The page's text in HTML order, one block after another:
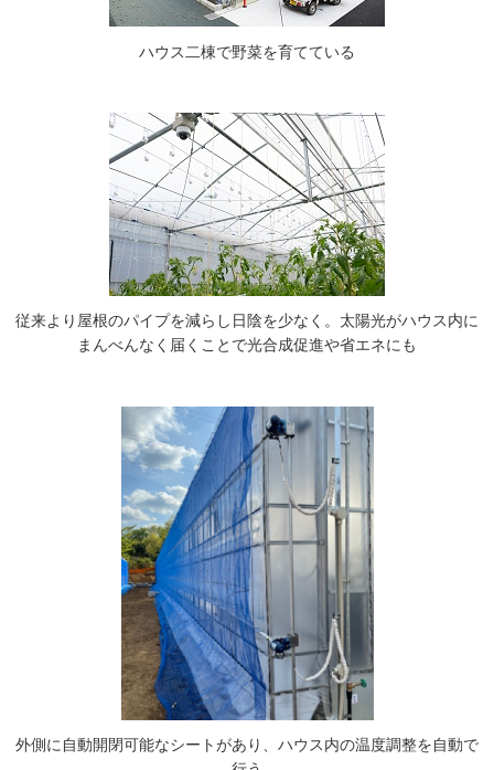
ハウス二棟で野菜を育てている
従来より屋根のパイプを減らし日陰を少なく。太陽光がハウス内に
まんべんなく届くことで光合成促進や省エネにも
外側に自動開閉可能なシートがあり、ハウス内の温度調整を自動で